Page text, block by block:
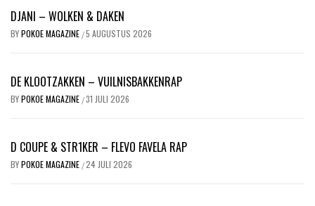
DJANI – WOLKEN & DAKEN
BYPOKOE MAGAZINE /5 AUGUSTUS 2026
DE KLOOTZAKKEN – VUILNISBAKKENRAP
BYPOKOE MAGAZINE /31 JULI 2026
D COUPE & STR1KER – FLEVO FAVELA RAP
BYPOKOE MAGAZINE /24 JULI 2026